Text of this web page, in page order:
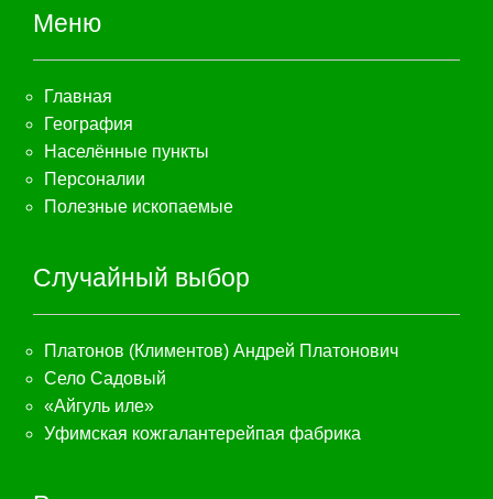
Меню
Главная
География
Населённые пункты
Персоналии
Полезные ископаемые
Случайный выбор
Платонов (Климентов) Андрей Платонович
Село Садовый
«Айгуль иле»
Уфимская кожгалантерейпая фабрика